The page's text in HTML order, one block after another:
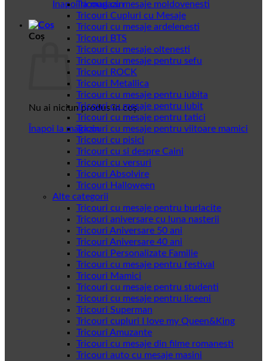
Înapoi la magazin
Coș
Nu ai niciun produs în coș.
Înapoi la magazin
Tricouri cu mesaje moldovenesti
Tricouri Cupluri cu Mesaje
Tricouri cu mesaje ardelenesti
Tricouri BTS
Tricouri cu mesaje oltenesti
Tricouri cu mesaje pentru sefu
Tricouri ROCK
Tricouri Metallica
Tricouri cu mesaje pentru iubita
Tricouri cu mesaje pentru iubit
Tricouri cu mesaje pentru tatici
Tricouri cu mesaje pentru viitoare mamici
Tricouri cu pisici
Tricouri cu si despre Caini
Tricouri cu versuri
Tricouri Absolvire
Tricouri Halloween
Alte categorii
Tricouri cu mesaje pentru burlacite
Tricouri aniversare cu luna nasterii
Tricouri Aniversare 50 ani
Tricouri Aniversare 40 ani
Tricouri Personalizate Familie
Tricouri cu mesaje pentru festival
Tricouri Mamici
Tricouri cu mesaje pentru studenti
Tricouri cu mesaje pentru liceeni
Tricouri Superman
Tricouri cupluri I love my Queen&King
Tricouri Amuzante
Tricouri cu mesaje din filme romanesti
Tricouri auto cu mesaje masini